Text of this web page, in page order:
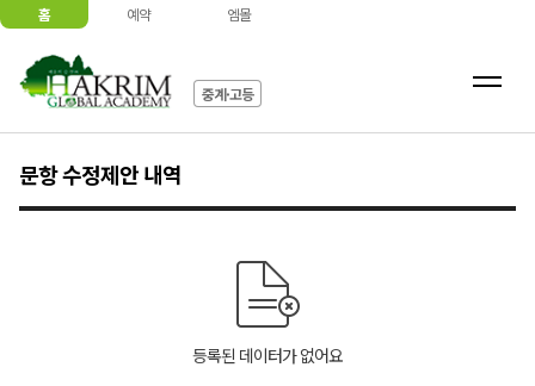
홈 예약 엠몰
중계·고등
문항 수정제안 내역
등록된 데이터가 없어요